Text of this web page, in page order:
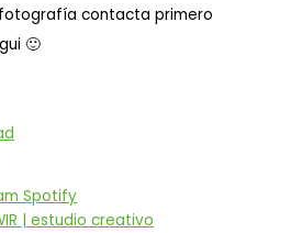
contacta primero
🙂
Spotify
| estudio creativo